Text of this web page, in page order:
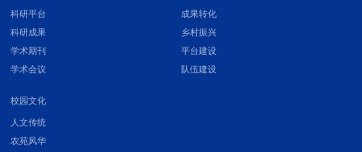
科研平台
科研成果
学术期刊
学术会议
成果转化
乡村振兴
平台建设
队伍建设
校园文化
人文传统
农苑风华